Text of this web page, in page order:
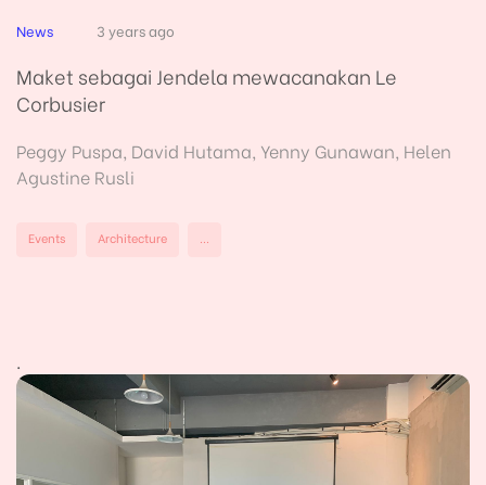
News 3 years ago
Maket sebagai Jendela mewacanakan Le
Corbusier
Peggy Puspa, David Hutama, Yenny Gunawan, Helen
Agustine Rusli
Events Architecture ...
.